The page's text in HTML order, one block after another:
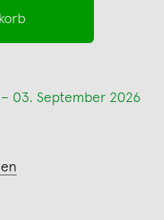
03. September 2026